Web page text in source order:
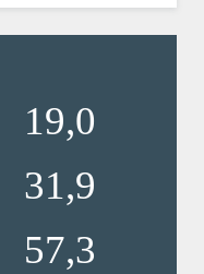
19,0
31,9
57,3